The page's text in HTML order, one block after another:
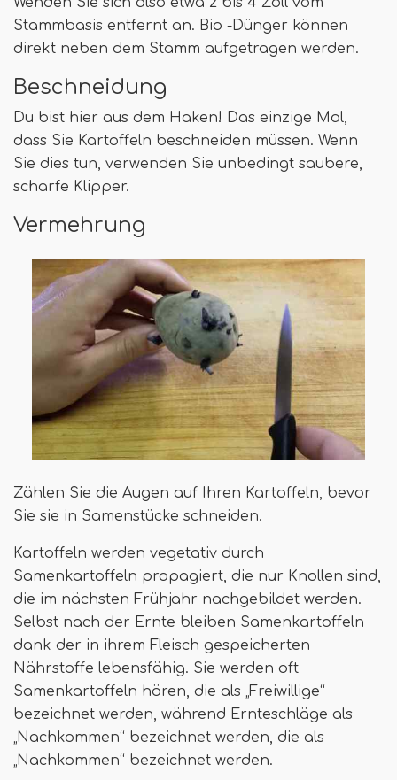
Stammbasis entfernt an. Bio -Dünger können
direkt neben dem Stamm aufgetragen werden.
Beschneidung
Du bist hier aus dem Haken! Das einzige Mal,
dass Sie Kartoffeln beschneiden müssen. Wenn
Sie dies tun, verwenden Sie unbedingt saubere,
scharfe Klipper.
Vermehrung
Zählen Sie die Augen auf Ihren Kartoffeln, bevor
Sie sie in Samenstücke schneiden.
Kartoffeln werden vegetativ durch
Samenkartoffeln propagiert, die nur Knollen sind,
die im nächsten Frühjahr nachgebildet werden.
Selbst nach der Ernte bleiben Samenkartoffeln
dank der in ihrem Fleisch gespeicherten
Nährstoffe lebensfähig. Sie werden oft
Samenkartoffeln hören, die als „Freiwillige“
bezeichnet werden, während Ernteschläge als
„Nachkommen“ bezeichnet werden, die als
„Nachkommen“ bezeichnet werden.